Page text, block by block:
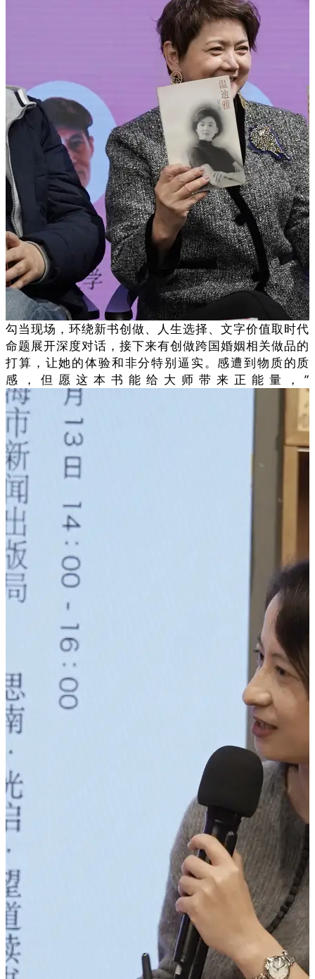
勾当现场，环绕新书创做、人生选择、文字价值取时代
命题展开深度对话，接下来有创做跨国婚姻相关做品的
打算，让她的体验和非分特别逼实。感遭到物质的质
感，但愿这本书能给大师带来正能量，”